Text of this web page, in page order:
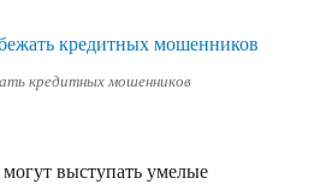
кредитных мошенников
выступать умелые